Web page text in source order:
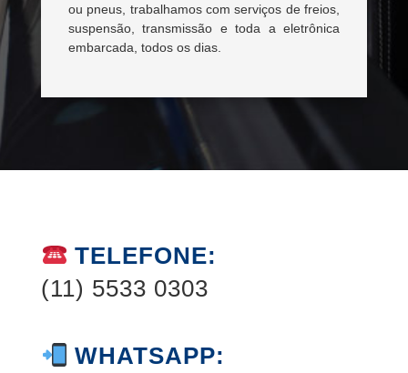
ou pneus, trabalhamos com serviços de freios,
suspensão, transmissão e toda a eletrônica
embarcada, todos os dias.
TELEFONE:
(11) 5533 0303
WHATSAPP: